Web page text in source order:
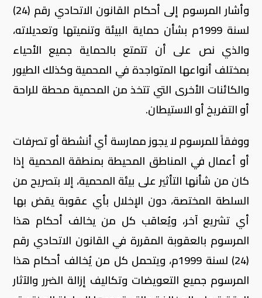
وأشار المرسوم إلى أحكام القانون الاتحادي رقم (24)
لسنة 1999م بشأن حماية البيئة وتنميتها وتعديلاته،
والذي نص على أن تتمتع بالحماية جميع الأحياء
بمختلف أنواعها المتواجدة في المحمية وكذلك الطيور
والكائنات الأخرى التي تتخذ من المحمية محطة للراحة
أو التفريخ أو الاستيطان.
ووفقاً للمرسوم لا يجوز ممارسة أي أنشطة أو تصرفات
أو أعمال في المناطق المحيطة بمنطقة المحمية إذا
كان من شأنها التأثير على بيئة المحمية، إلا بتصريح من
السلطة المختصة، دون الإخلال بأي عقوبة يقض بها
أي تشريع آخر، ويُعاقب كل من يخالف أحكام هذا
المرسوم بالعقوبة المقررة في القانون الاتحادي رقم
(24) لسنة 1999م، ويتحمل كل من يُخالف أحكام هذا
المرسوم جميع التعويضات وتكاليف إزالة الضرر والآثار